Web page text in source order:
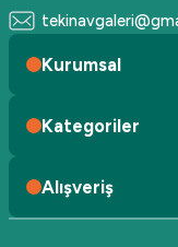
Kurumsal
Kategoriler
Alışveriş